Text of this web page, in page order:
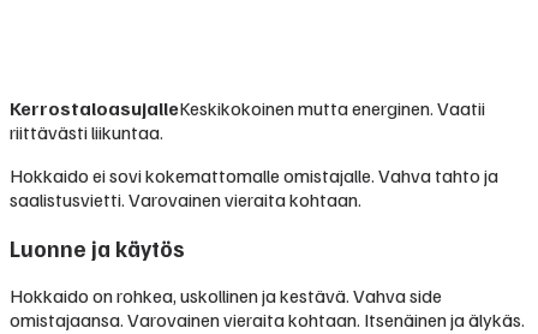
KerrostaloasujalleKeskikokoinen mutta energinen. Vaatii
riittävästi liikuntaa.
Hokkaido ei sovi kokemattomalle omistajalle. Vahva tahto ja
saalistusvietti. Varovainen vieraita kohtaan.
Luonne ja käytös
Hokkaido on rohkea, uskollinen ja kestävä. Vahva side
omistajaansa. Varovainen vieraita kohtaan. Itsenäinen ja älykäs.